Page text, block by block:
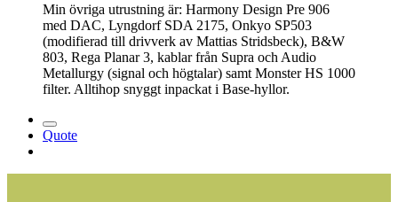
Min övriga utrustning är: Harmony Design Pre 906
med DAC, Lyngdorf SDA 2175, Onkyo SP503
(modifierad till drivverk av Mattias Stridsbeck), B&W
803, Rega Planar 3, kablar från Supra och Audio
Metallurgy (signal och högtalar) samt Monster HS 1000
filter. Alltihop snyggt inpackat i Base-hyllor.
Quote